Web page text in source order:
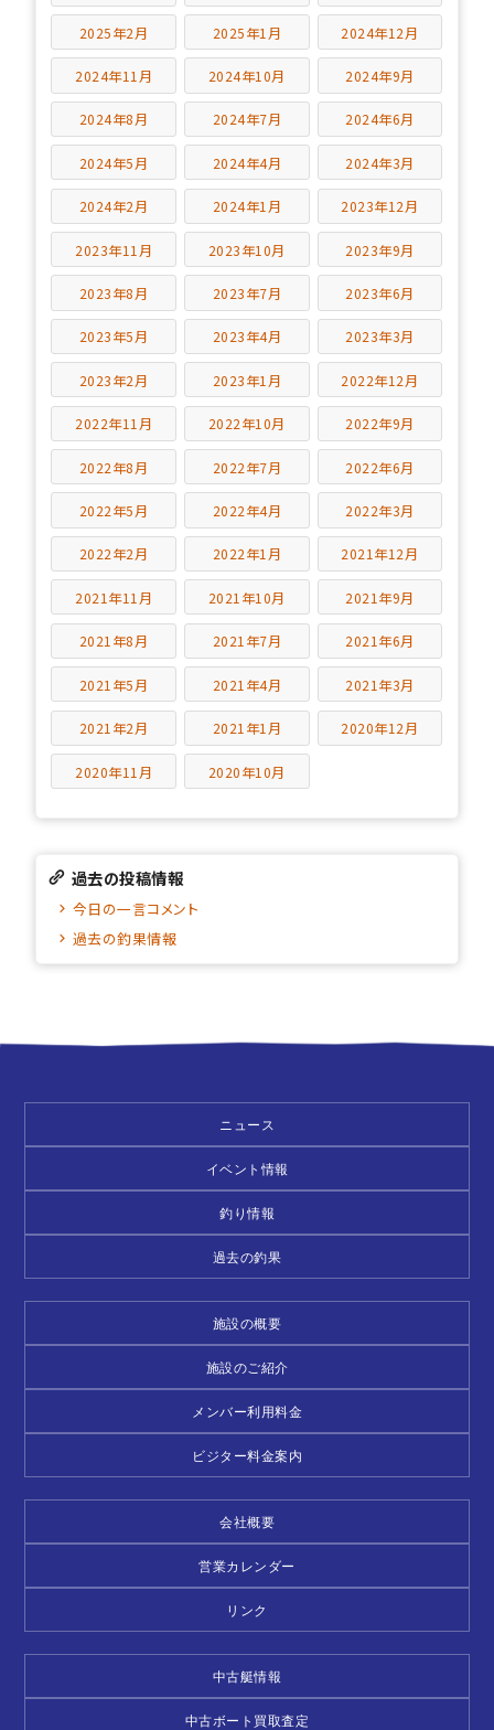
2025年2月 2025年1月 2024年12月
2024年11月 2024年10月 2024年9月
2024年8月 2024年7月 2024年6月
2024年5月 2024年4月 2024年3月
2024年2月 2024年1月 2023年12月
2023年11月 2023年10月 2023年9月
2023年8月 2023年7月 2023年6月
2023年5月 2023年4月 2023年3月
2023年2月 2023年1月 2022年12月
2022年11月 2022年10月 2022年9月
2022年8月 2022年7月 2022年6月
2022年5月 2022年4月 2022年3月
2022年2月 2022年1月 2021年12月
2021年11月 2021年10月 2021年9月
2021年8月 2021年7月 2021年6月
2021年5月 2021年4月 2021年3月
2021年2月 2021年1月 2020年12月
2020年11月 2020年10月
過去の投稿情報
今日の一言コメント
過去の釣果情報
ニュース
イベント情報
釣り情報
過去の釣果
施設の概要
施設のご紹介
メンバー利用料金
ビジター料金案内
会社概要
営業カレンダー
リンク
中古艇情報
中古ボート買取査定